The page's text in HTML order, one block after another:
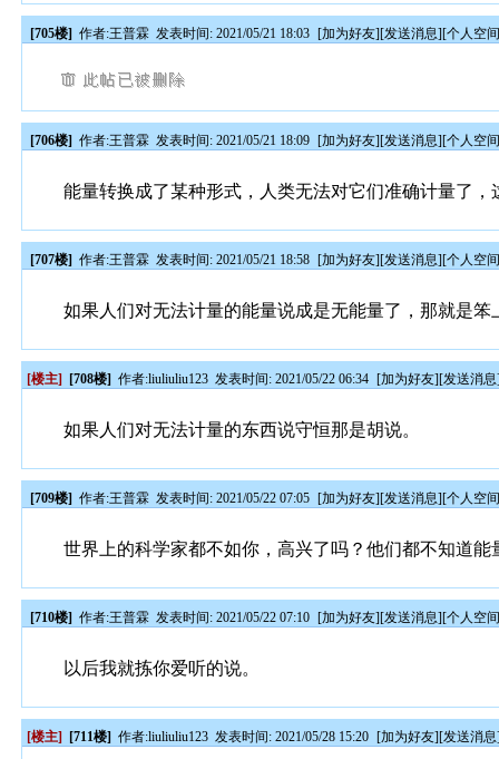
[705楼] 作者:王普霖 发表时间: 2021/05/21 18:03 [加为好友][发送消息][个人空
[706楼] 作者:王普霖 发表时间: 2021/05/21 18:09 [加为好友][发送消息][个人空
能量转换成了某种形式，人类无法对它们准确计量了
[707楼] 作者:王普霖 发表时间: 2021/05/21 18:58 [加为好友][发送消息][个人空
如果人们对无法计量的能量说成是无能量了，那就是笨
[楼主] [708楼] 作者:liuliuliu123 发表时间: 2021/05/22 06:34 [加为好友][发送消息
如果人们对无法计量的东西说守恒那是胡说。
[709楼] 作者:王普霖 发表时间: 2021/05/22 07:05 [加为好友][发送消息][个人空
世界上的科学家都不如你，高兴了吗？他们都不知道能
[710楼] 作者:王普霖 发表时间: 2021/05/22 07:10 [加为好友][发送消息][个人空
以后我就拣你爱听的说。
[楼主] [711楼] 作者:liuliuliu123 发表时间: 2021/05/28 15:20 [加为好友][发送消息